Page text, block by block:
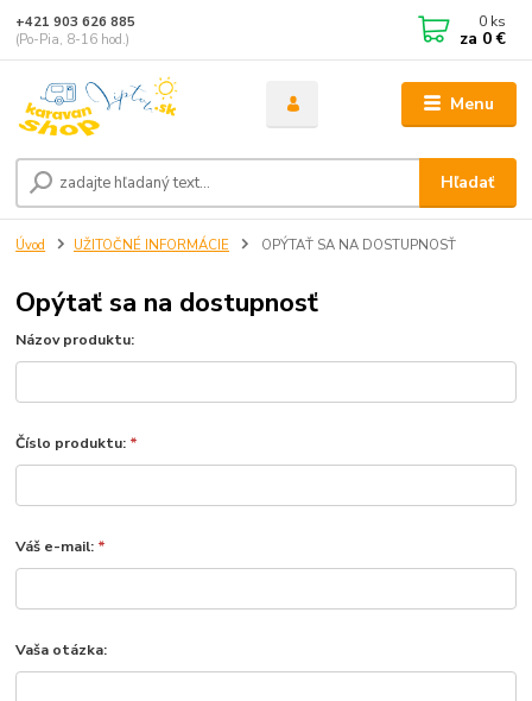
Menu
Hľadať
+421 903 626 885
(Po-Pia, 8-16 hod.)
0 ks
za 0 €
Úvod UŽITOČNÉ INFORMÁCIE OPÝTAŤ SA NA DOSTUPNOSŤ
Opýtať sa na dostupnosť
Názov produktu:
Číslo produktu: *
Váš e-mail: *
Vaša otázka: